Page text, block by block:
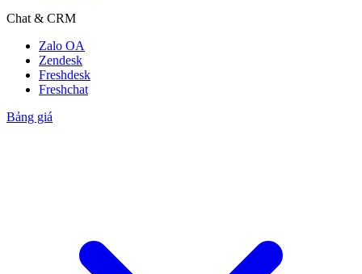
Chat & CRM
Zalo OA
Zendesk
Freshdesk
Freshchat
Bảng giá